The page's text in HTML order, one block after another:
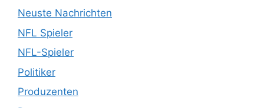
Neuste Nachrichten
NFL Spieler
NFL-Spieler
Politiker
Produzenten